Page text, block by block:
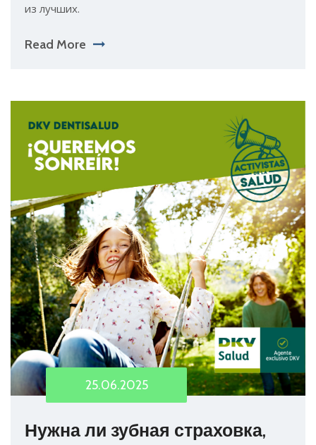
из лучших.
Read More
25.06.2025
Нужна ли зубная страховка,